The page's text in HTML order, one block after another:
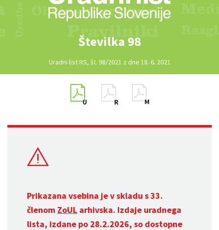
Številka 98
Uradni list RS, št. 98/2021 z dne 18. 6. 2021
Prikazana vsebina je v skladu s 33.
členom ZoUL arhivska. Izdaje uradnega
lista, izdane po 28.2.2026, so dostopne